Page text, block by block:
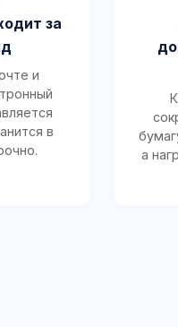
за
и
в
а